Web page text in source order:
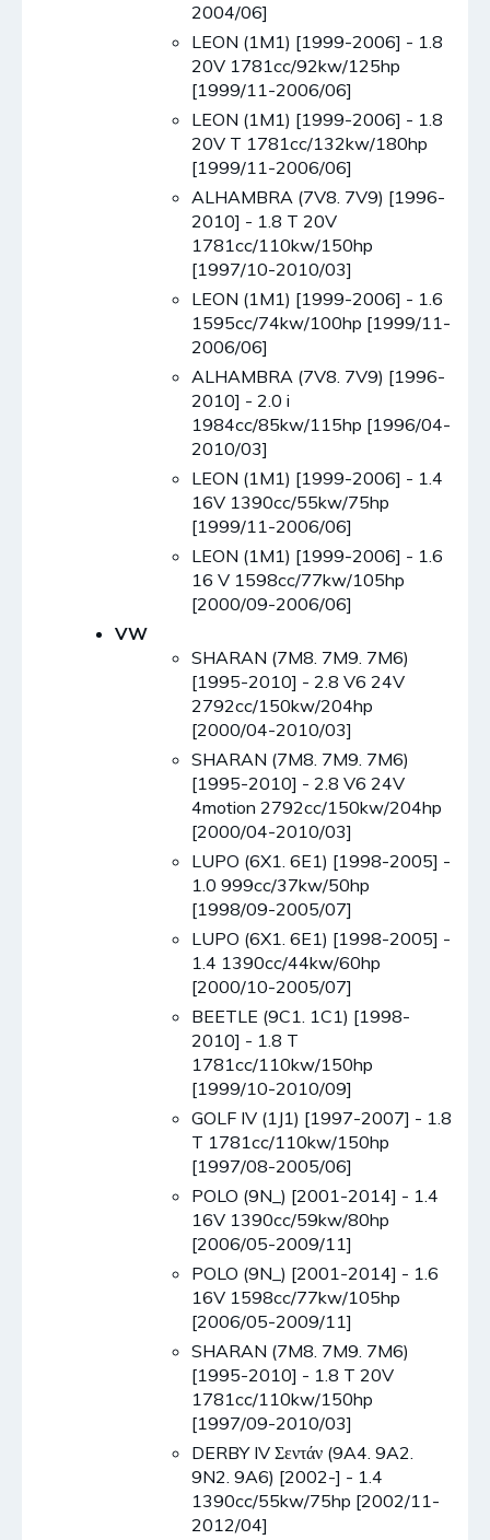
2004/06]
LEON (1M1) [1999-2006] - 1.8
20V 1781cc/92kw/125hp
[1999/11-2006/06]
LEON (1M1) [1999-2006] - 1.8
20V T 1781cc/132kw/180hp
[1999/11-2006/06]
ALHAMBRA (7V8. 7V9) [1996-
2010] - 1.8 T 20V
1781cc/110kw/150hp
[1997/10-2010/03]
LEON (1M1) [1999-2006] - 1.6
1595cc/74kw/100hp [1999/11-
2006/06]
ALHAMBRA (7V8. 7V9) [1996-
2010] - 2.0 i
1984cc/85kw/115hp [1996/04-
2010/03]
LEON (1M1) [1999-2006] - 1.4
16V 1390cc/55kw/75hp
[1999/11-2006/06]
LEON (1M1) [1999-2006] - 1.6
16 V 1598cc/77kw/105hp
[2000/09-2006/06]
VW
SHARAN (7M8. 7M9. 7M6)
[1995-2010] - 2.8 V6 24V
2792cc/150kw/204hp
[2000/04-2010/03]
SHARAN (7M8. 7M9. 7M6)
[1995-2010] - 2.8 V6 24V
4motion 2792cc/150kw/204hp
[2000/04-2010/03]
LUPO (6X1. 6E1) [1998-2005] -
1.0 999cc/37kw/50hp
[1998/09-2005/07]
LUPO (6X1. 6E1) [1998-2005] -
1.4 1390cc/44kw/60hp
[2000/10-2005/07]
BEETLE (9C1. 1C1) [1998-
2010] - 1.8 T
1781cc/110kw/150hp
[1999/10-2010/09]
GOLF IV (1J1) [1997-2007] - 1.8
T 1781cc/110kw/150hp
[1997/08-2005/06]
POLO (9N_) [2001-2014] - 1.4
16V 1390cc/59kw/80hp
[2006/05-2009/11]
POLO (9N_) [2001-2014] - 1.6
16V 1598cc/77kw/105hp
[2006/05-2009/11]
SHARAN (7M8. 7M9. 7M6)
[1995-2010] - 1.8 T 20V
1781cc/110kw/150hp
[1997/09-2010/03]
DERBY IV Σεντάν (9A4. 9A2.
9N2. 9A6) [2002-] - 1.4
1390cc/55kw/75hp [2002/11-
2012/04]